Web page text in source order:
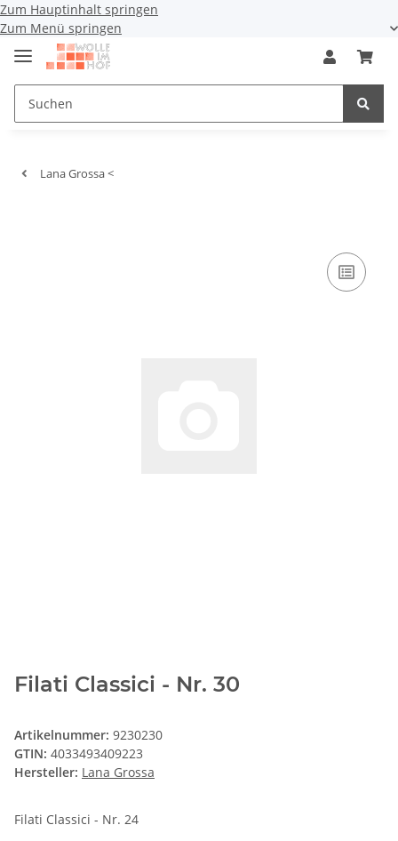
Zum Hauptinhalt springen
Zum Menü springen
Lana Grossa <
Filati Classici - Nr. 30
Artikelnummer: 9230230
GTIN: 4033493409223
Hersteller: Lana Grossa
Filati Classici - Nr. 24